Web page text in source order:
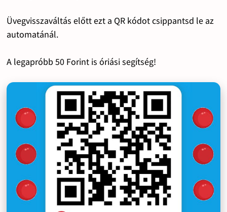
Üvegvisszaváltás előtt ezt a QR kódot csippantsd le az
automatánál.
A legapróbb 50 Forint is óriási segítség!